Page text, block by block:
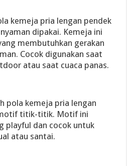
kemeja pria lengan pendek
dipakai. Kemeja ini
membutuhkan gerakan
Cocok digunakan saat
atau saat cuaca panas.
pola kemeja pria lengan
titik-titik. Motif ini
playful dan cocok untuk
atau santai.